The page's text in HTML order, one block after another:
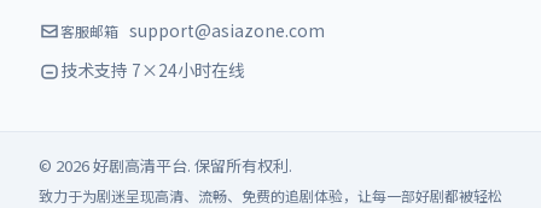
客服邮箱 support@asiazone.com
技术支持 7×24小时在线
© 2026好剧高清平台. 保留所有权利.
致力于为剧迷呈现高清、流畅、免费的追剧体验，让每一部好剧都被轻松